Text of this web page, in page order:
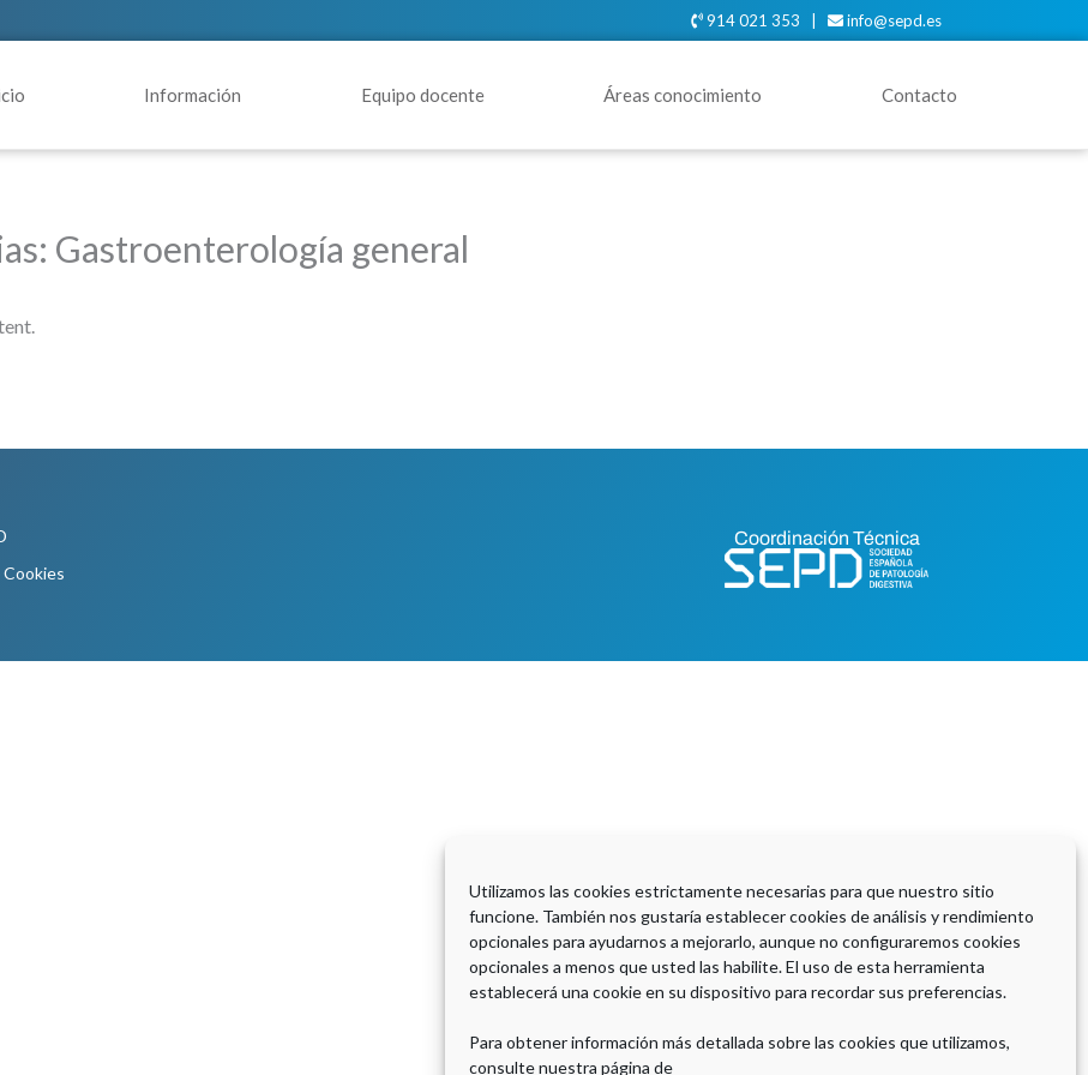
Utilizamos las cookies estrictamente necesarias para que nuestro sitio
funcione. También nos gustaría establecer cookies de análisis y rendimiento
opcionales para ayudarnos a mejorarlo, aunque no configuraremos cookies
opcionales a menos que usted las habilite. El uso de esta herramienta
establecerá una cookie en su dispositivo para recordar sus preferencias.
Para obtener información más detallada sobre las cookies que utilizamos,
consulte nuestra página de
914 021 353 | info@sepd.es
Información Equipo docente Áreas conocimiento Contacto
Gastroenterología general
Coordinación Técnica